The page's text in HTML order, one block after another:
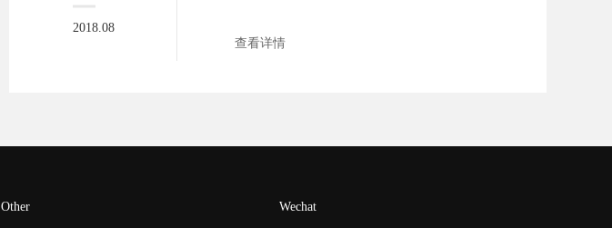
2018.08
查看详情
Other Wechat